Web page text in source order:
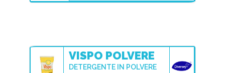
VISPO POLVERE
DETERGENTE IN POLVERE